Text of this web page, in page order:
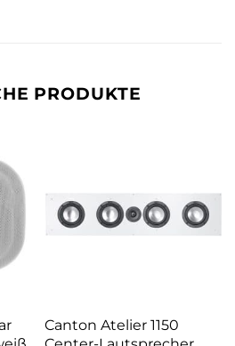
PRODUKTE
Canton Atelier 1150